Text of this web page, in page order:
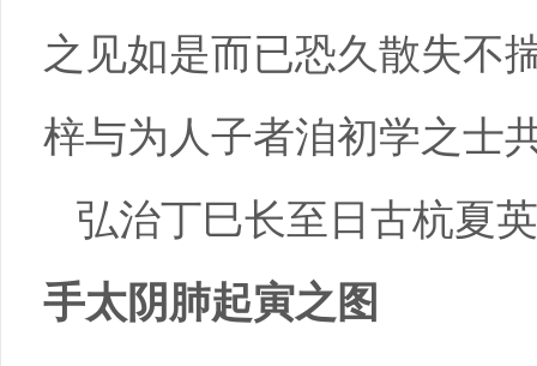
之见如是而已恐久散失不
梓与为人子者洎初学之士
弘治丁巳长至日古杭夏
手太阴肺起寅之图